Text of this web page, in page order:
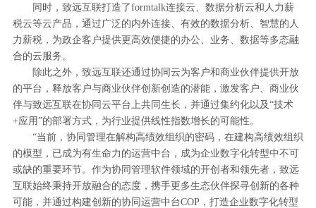
同时，致远互联打造了formtalk连接云、数据分析云和人力薪
税云等云产品，通过广泛的内外连接、有效的数据分析、智慧的人
力薪税，为政企客户提供更高效便捷的办公、业务、数据等多态融
合的云服务。
除此之外，致远互联还通过协同云为客户和商业伙伴提供开放
的平台，释放客户与商业伙伴创新创造的潜能，激发客户、商业伙
伴与致远互联在协同云平台上共同生长，并通过集约化以及“技术
+应用”的部署方式，为行业提供线性指数增长的可能性。
“当前，协同管理在解构高绩效组织的密码，在建构高绩效组织
的模型，已成为有生命力的运营中台，成为企业数字化转型中不可
或缺的重要环节。作为协同管理软件领域的开创者和领先者，致远
互联始终秉持开放融合的态度，携手更多生态伙伴探寻创新的各种
可能，并通过构建创新的协同运营中台COP，打造企业数字化转型